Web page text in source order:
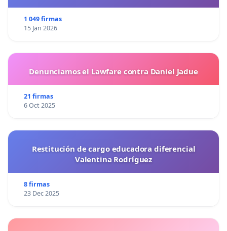
1 049 firmas
15 Jan 2026
Denunciamos el Lawfare contra Daniel Jadue
21 firmas
6 Oct 2025
Restitución de cargo educadora diferencial
Valentina Rodríguez
8 firmas
23 Dec 2025